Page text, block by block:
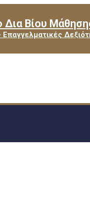
Δια Βίου